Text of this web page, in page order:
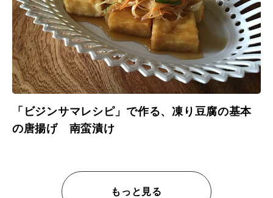
「ビジンサマレシピ」で作る、凍り豆腐の基本
の唐揚げ 南蛮漬け
もっと見る